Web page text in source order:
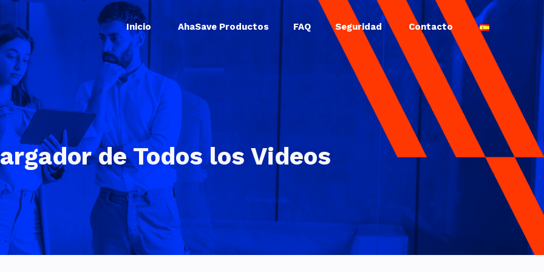
Inicio AhaSave Productos FAQ Seguridad Contacto
de Todos los Videos